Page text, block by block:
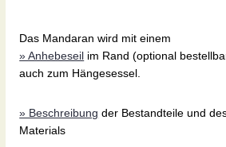
Das Mandaran wird mit einem
» Anhebeseil im Rand (optional
auch zum Hängesessel.
» Beschreibung der Bestandteile und
Materials